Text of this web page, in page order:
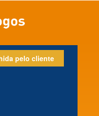
pelo cliente